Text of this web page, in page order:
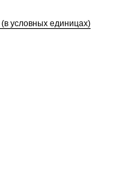
(в условных единицах)